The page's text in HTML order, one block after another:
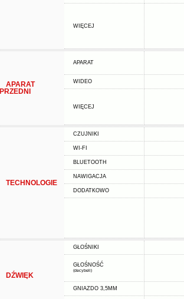
WIĘCEJ
APARAT
PRZEDNI
APARAT
WIDEO
WIĘCEJ
TECHNOLOGIE
CZUJNIKI
WI-FI
BLUETOOTH
NAWIGACJA
DODATKOWO
DŹWIĘK
GŁOŚNIKI
GŁOŚNOŚĆ
(decybeli)
GNIAZDO 3,5MM